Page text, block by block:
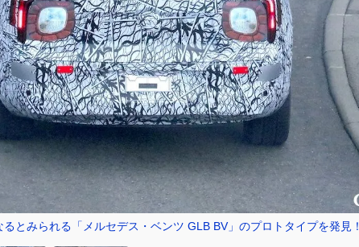
るとみられる「メルセデス・ベンツ GLB BV」のプロトタイプを発見！